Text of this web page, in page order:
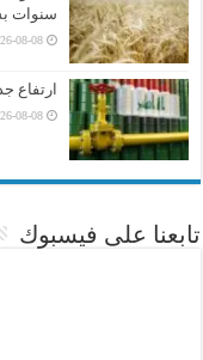
سنوات
08-08
ارتفاع
08-08
تابعنا على فيسبوك